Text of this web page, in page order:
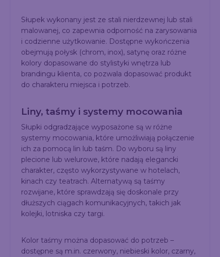
Słupek wykonany jest ze stali nierdzewnej lub stali
malowanej, co zapewnia odporność na zarysowania
i codzienne użytkowanie. Dostępne wykończenia
obejmują połysk (chrom, inox), satynę oraz różne
kolory dopasowane do stylistyki wnętrza lub
brandingu klienta, co pozwala dopasować produkt
do charakteru miejsca i potrzeb.
Liny, taśmy i systemy mocowania
Słupki odgradzające wyposażone są w różne
systemy mocowania, które umożliwiają połączenie
ich za pomocą lin lub taśm. Do wyboru są liny
plecione lub welurowe, które nadają elegancki
charakter, często wykorzystywane w hotelach,
kinach czy teatrach. Alternatywą są taśmy
rozwijane, które sprawdzają się doskonale przy
dłuższych ciągach komunikacyjnych, takich jak
kolejki, lotniska czy targi.
Kolor taśmy można dopasować do potrzeb –
dostępne są m.in. czerwony, niebieski kolor, czarny,